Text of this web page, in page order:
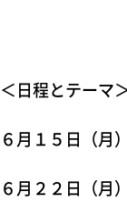
＜日程とテーマ
６月１５日（月
６月２２日（月